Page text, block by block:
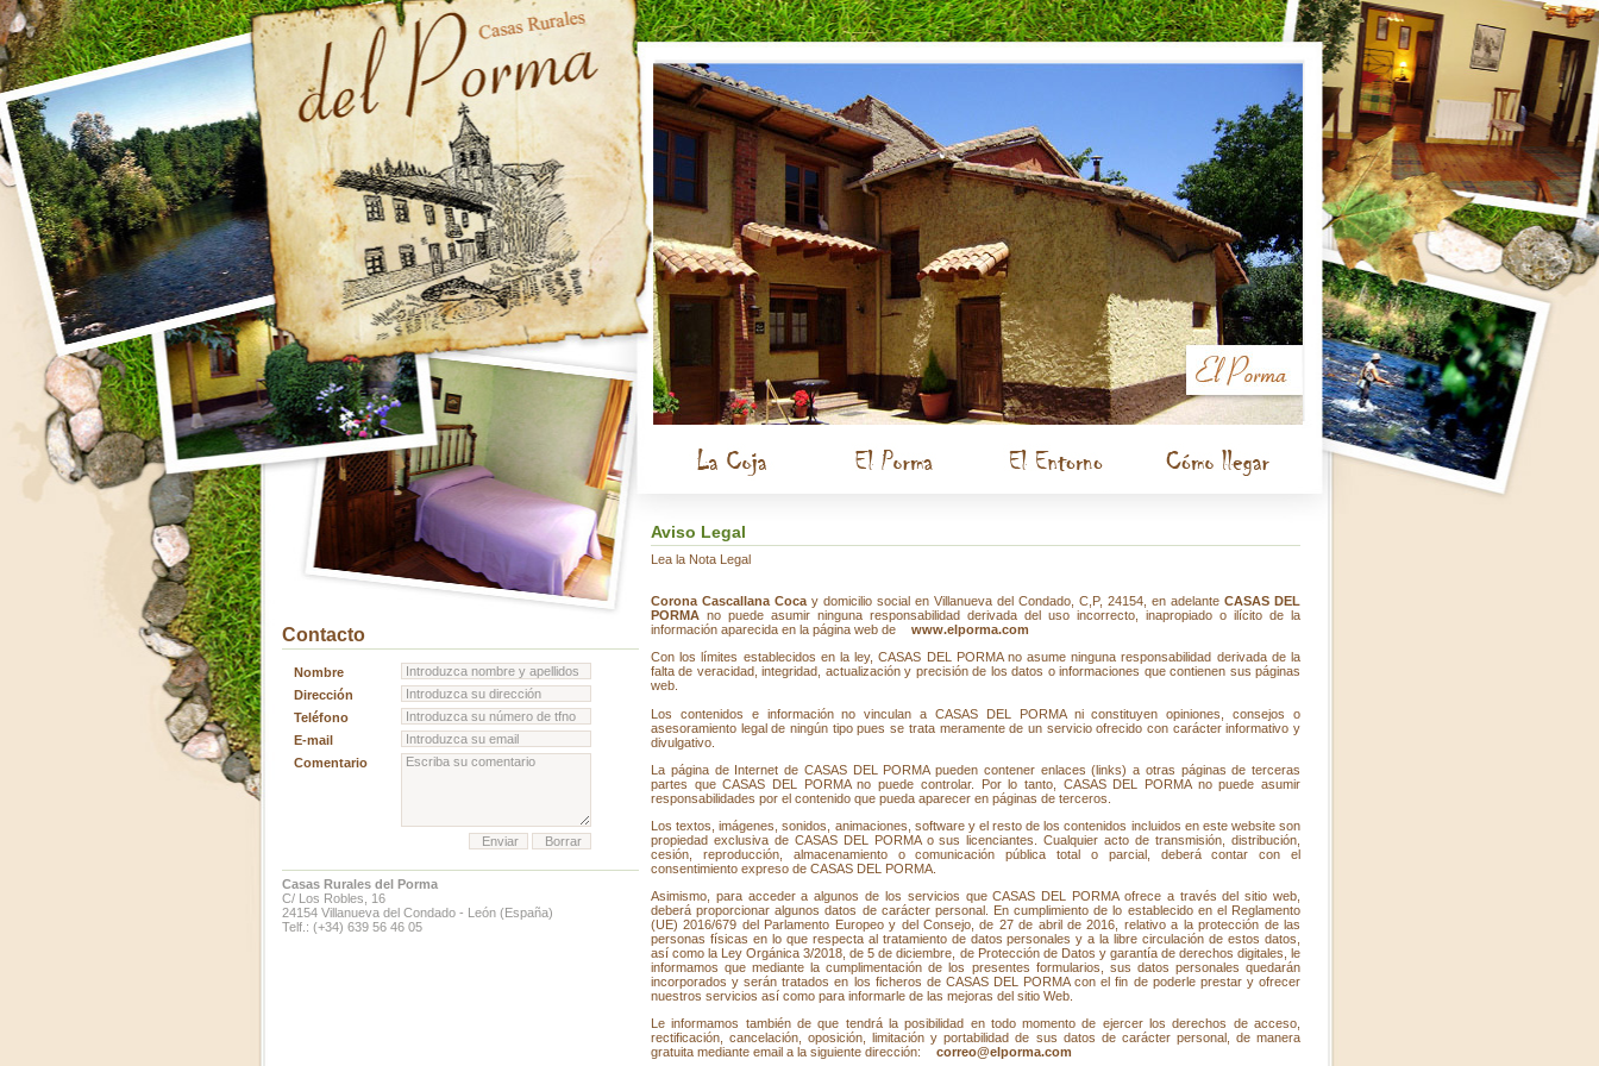
Contacto
Nombre
Dirección
Teléfono
E-mail
Comentario
Casas Rurales del Porma
C/ Los Robles, 16
24154 Villanueva del Condado - León (España)
Telf.: (+34) 639 56 46 05
Aviso Legal
Lea la Nota Legal
Corona Cascallana Coca y domicilio social en Villanueva del Condado, C,P, 24154, en adelante CASAS DEL
PORMA no puede asumir ninguna responsabilidad derivada del uso incorrecto, inapropiado o ilícito de la
información aparecida en la página web de
www.elporma.com
Con los límites establecidos en la ley, CASAS DEL PORMA no asume ninguna responsabilidad derivada de la
falta de veracidad, integridad, actualización y precisión de los datos o informaciones que contienen sus páginas
web.
Los contenidos e información no vinculan a CASAS DEL PORMA ni constituyen opiniones, consejos o
asesoramiento legal de ningún tipo pues se trata meramente de un servicio ofrecido con carácter informativo y
divulgativo.
La página de Internet de CASAS DEL PORMA pueden contener enlaces (links) a otras páginas de terceras
partes que CASAS DEL PORMA no puede controlar. Por lo tanto, CASAS DEL PORMA no puede asumir
responsabilidades por el contenido que pueda aparecer en páginas de terceros.
Los textos, imágenes, sonidos, animaciones, software y el resto de los contenidos incluidos en este website son
propiedad exclusiva de CASAS DEL PORMA o sus licenciantes. Cualquier acto de transmisión, distribución,
cesión, reproducción, almacenamiento o comunicación pública total o parcial, deberá contar con el
consentimiento expreso de CASAS DEL PORMA.
Asimismo, para acceder a algunos de los servicios que CASAS DEL PORMA ofrece a través del sitio web,
deberá proporcionar algunos datos de carácter personal. En cumplimiento de lo establecido en el Reglamento
(UE) 2016/679 del Parlamento Europeo y del Consejo, de 27 de abril de 2016, relativo a la protección de las
personas físicas en lo que respecta al tratamiento de datos personales y a la libre circulación de estos datos,
así como la Ley Orgánica 3/2018, de 5 de diciembre, de Protección de Datos y garantía de derechos digitales, le
informamos que mediante la cumplimentación de los presentes formularios, sus datos personales quedarán
incorporados y serán tratados en los ficheros de CASAS DEL PORMA con el fin de poderle prestar y ofrecer
nuestros servicios así como para informarle de las mejoras del sitio Web.
Le informamos también de que tendrá la posibilidad en todo momento de ejercer los derechos de acceso,
rectificación, cancelación, oposición, limitación y portabilidad de sus datos de carácter personal, de manera
gratuita mediante email a la siguiente dirección:
correo@elporma.com